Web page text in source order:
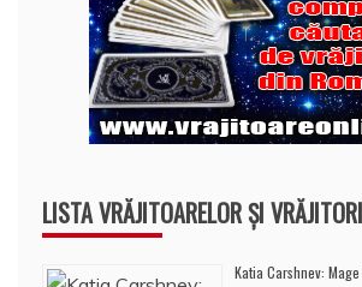
LISTA VRĂJITOARELOR ȘI
Katia Carshnev: